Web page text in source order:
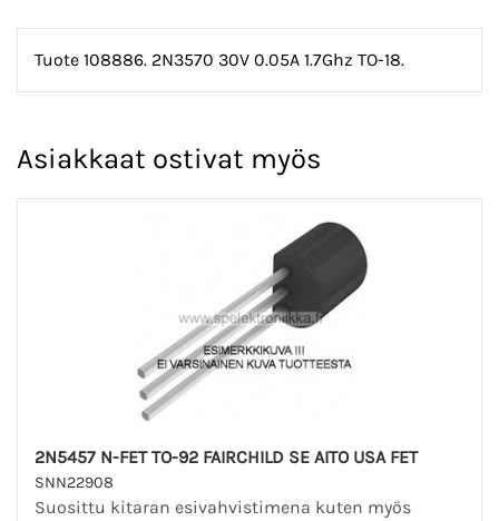
Tuote 108886. 2N3570 30V 0.05A 1.7Ghz TO-18.
Asiakkaat ostivat myös
2N5457 N-FET TO-92 FAIRCHILD SE AITO USA FET
SNN22908
Suosittu kitaran esivahvistimena kuten myös